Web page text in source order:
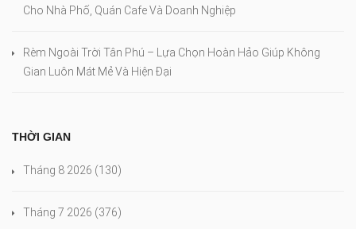
Cho Nhà Phố, Quán Cafe Và Doanh Nghiệp
Rèm Ngoài Trời Tân Phú – Lựa Chọn Hoàn Hảo Giúp Không
Gian Luôn Mát Mẻ Và Hiện Đại
THỜI GIAN
Tháng 8 2026 (130)
Tháng 7 2026 (376)